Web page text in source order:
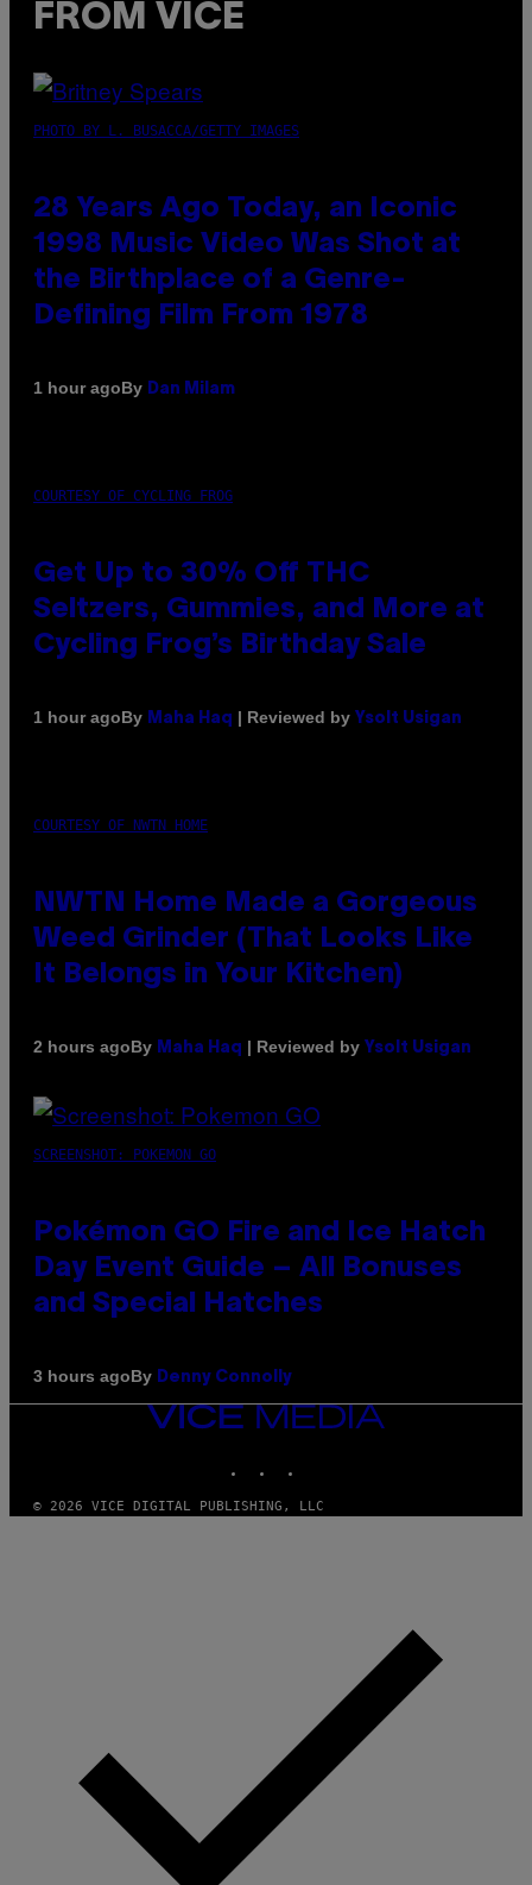
FROM VICE
PHOTO BY L. BUSACCA/GETTY IMAGES
28 Years Ago Today, an Iconic
1998 Music Video Was Shot at
the Birthplace of a Genre-
Defining Film From 1978
1 hour agoBy Dan Milam
COURTESY OF CYCLING FROG
Get Up to 30% Off THC
Seltzers, Gummies, and More at
Cycling Frog’s Birthday Sale
1 hour agoBy Maha Haq | Reviewed by Ysolt Usigan
COURTESY OF NWTN HOME
NWTN Home Made a Gorgeous
Weed Grinder (That Looks Like
It Belongs in Your Kitchen)
2 hours agoBy Maha Haq | Reviewed by Ysolt Usigan
SCREENSHOT: POKEMON GO
Pokémon GO Fire and Ice Hatch
Day Event Guide – All Bonuses
and Special Hatches
3 hours agoBy Denny Connolly
VICE
MEDIA
© 2026 VICE DIGITAL PUBLISHING, LLC